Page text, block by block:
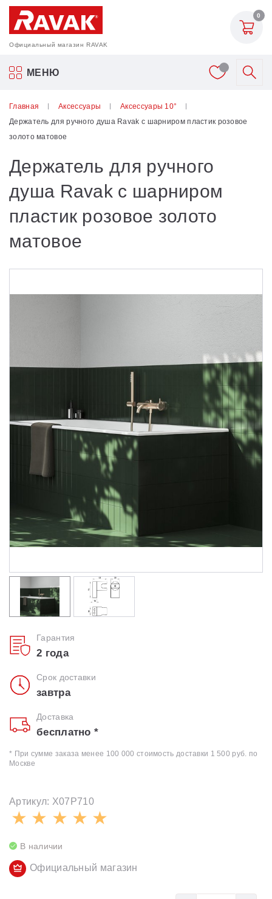
Официальный магазин RAVAK
0
МЕНЮ
Акриловые ванны Ravak
Шторки для ванн
Мебель для ванной
Аксессуары
Унитазы и биде
Душевые уголки
Сиденья OVO для душевых уголков
Гидромассаж для ванны
Душевые каналы
Умывальники
Средства ухода
Главная Аксессуары
Аксессуары 10°
Держатель для ручного душа Ravak с шарниром пластик розовое
золото матовое
Держатель для ручного
душа Ravak с шарниром
пластик розовое золото
матовое
Гарантия
2 года
Срок доставки
завтра
Доставка
бесплатно *
* При сумме заказа менее 100 000 стоимость доставки 1 500 руб. по
Москве
Артикул: X07P710
В наличии
Официальный магазин